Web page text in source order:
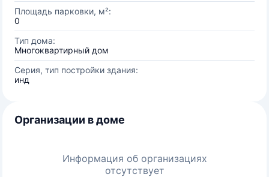
Площадь парковки, м²:
0
Тип дома:
Многоквартирный дом
Серия, тип постройки здания:
инд
Организации в доме
Информация об организациях
отсутствует